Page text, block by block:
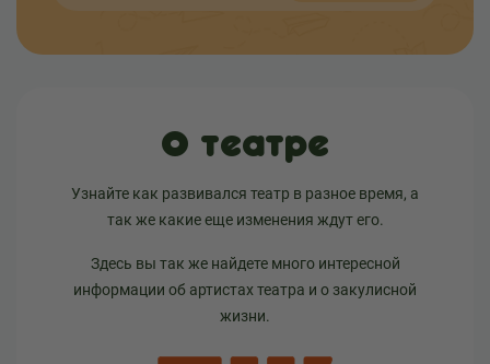
О театре
Узнайте как развивался театр в разное время, а
так же какие еще изменения ждут его.
Здесь вы так же найдете много интересной
информации об артистах театра и о закулисной
жизни.